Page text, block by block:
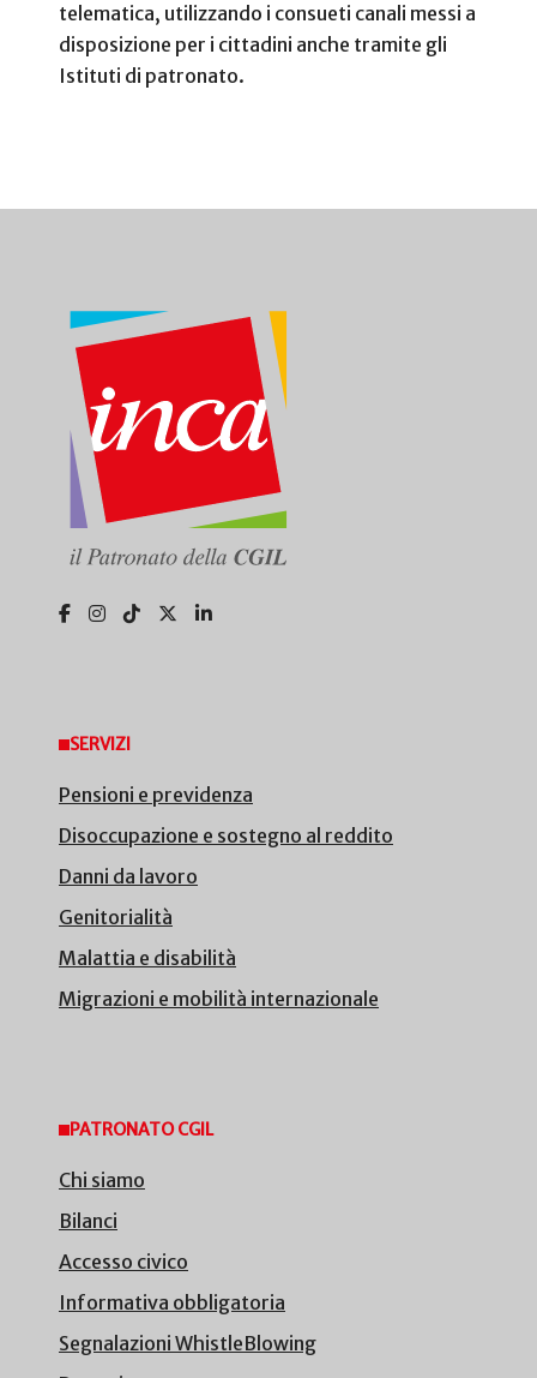
telematica, utilizzando i consueti canali messi a
disposizione per i cittadini anche tramite gli
Istituti di patronato.
SERVIZI
Pensioni e previdenza
Disoccupazione e sostegno al reddito
Danni da lavoro
Genitorialità
Malattia e disabilità
Migrazioni e mobilità internazionale
PATRONATO CGIL
Chi siamo
Bilanci
Accesso civico
Informativa obbligatoria
Segnalazioni WhistleBlowing